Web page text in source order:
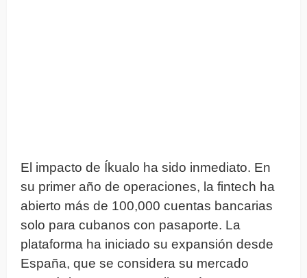
El impacto de Íkualo ha sido inmediato. En
su primer año de operaciones, la fintech ha
abierto más de 100,000 cuentas bancarias
solo para cubanos con pasaporte. La
plataforma ha iniciado su expansión desde
España, que se considera su mercado